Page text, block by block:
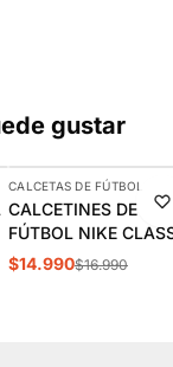
gustar
-12%
AGREGAR
CALCETAS DE FÚTBOL
CALCETINES DE
FÚTBOL NIKE
2 NEGROS (UNISEX) |
$14.990$16.990